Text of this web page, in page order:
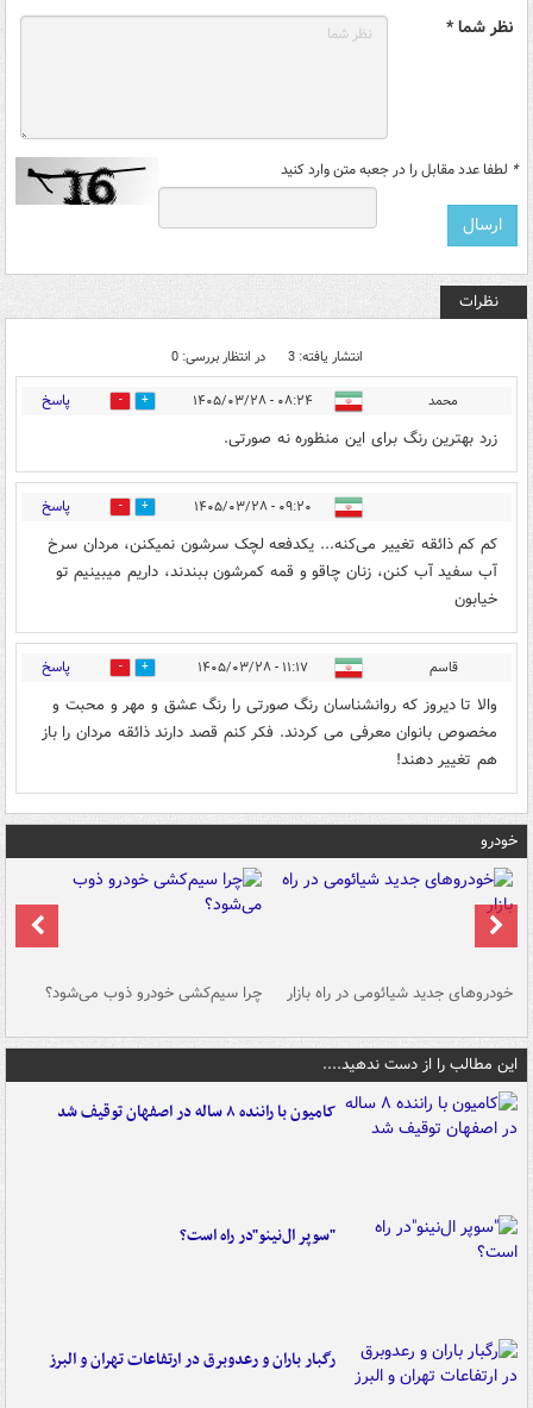
نظر شما *
* لطفا عدد مقابل را در جعبه متن وارد کنید
نظرات
انتشار یافته: 3 در انتظار بررسی: 0
محمد ۰۸:۲۴ - ۱۴۰۵/۰۳/۲۸ 1 پاسخ
زرد بهترین رنگ برای این منظوره نه صورتی.
۰۹:۲۰ - ۱۴۰۵/۰۳/۲۸ 2 پاسخ
کم کم ذائقه تغییر می‌کنه... یکدفعه لچک سرشون نمیکنن، مردان سرخ
آب سفید آب کنن، زنان چاقو و قمه کمرشون ببندند، داریم میبینیم تو
خیابون
قاسم ۱۱:۱۷ - ۱۴۰۵/۰۳/۲۸ 0 پاسخ
والا تا دیروز که روانشناسان رنگ صورتی را رنگ عشق و مهر و محبت و
مخصوص بانوان معرفی می کردند. فکر کنم قصد دارند ذائقه مردان را باز
هم تغییر دهند!
خودرو
خودروهای جدید شیائومی در راه بازار چرا سیم‌کشی خودرو ذوب می‌شود؟
این مطالب را از دست ندهید....
کامیون با راننده ۸ ساله در اصفهان توقیف شد
"سوپر ال‌نینو"در راه است؟
رگبار باران و رعدوبرق در ارتفاعات تهران و البرز